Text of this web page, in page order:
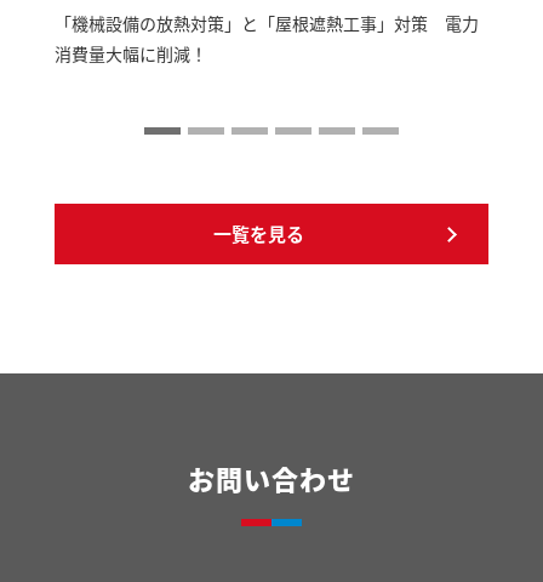
「機械設備の放熱対策」と「屋根遮熱工事」対策 電力
消費量大幅に削減！
一覧を見る
お問い合わせ